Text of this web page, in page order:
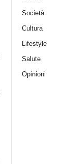
Società
Cultura
Lifestyle
Salute
Opinioni